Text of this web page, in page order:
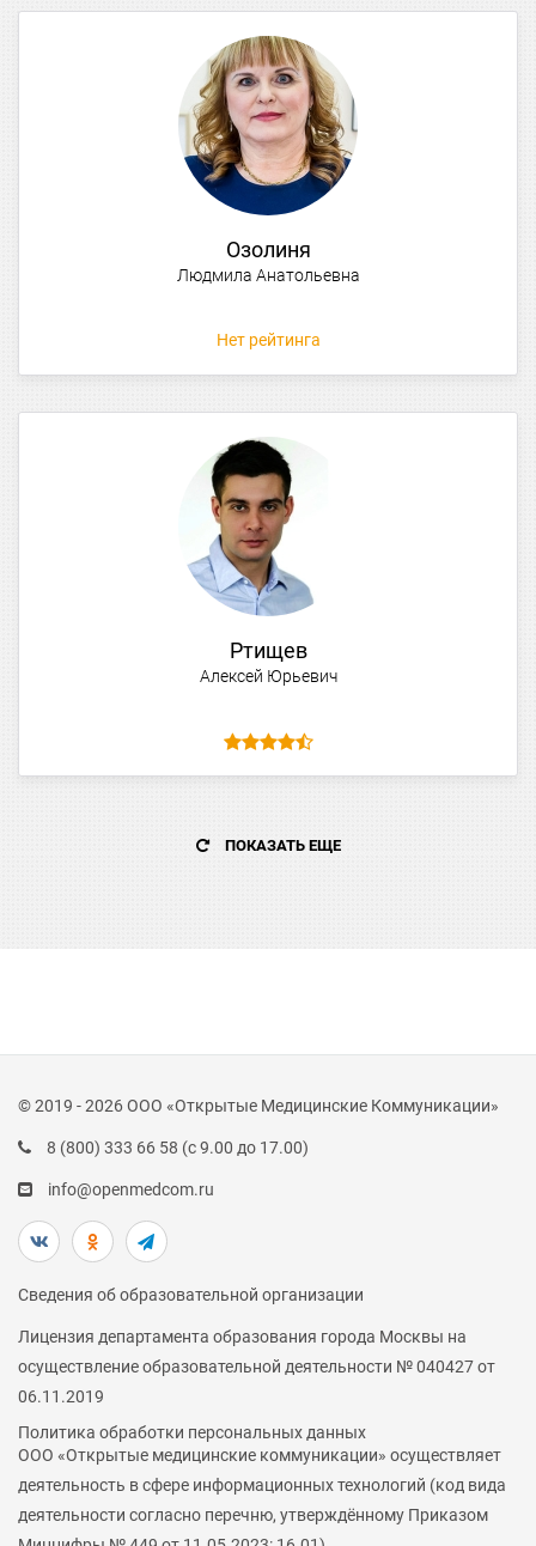
Озолиня
Людмила Анатольевна
Нет рейтинга
Ртищев
Алексей Юрьевич
ПОКАЗАТЬ ЕЩЕ
© 2019 - 2026 ООО «Открытые Медицинские Коммуникации»
8 (800) 333 66 58 (с 9.00 до 17.00)
info@openmedcom.ru
Сведения об образовательной организации
Лицензия департамента образования города Москвы на
осуществление образовательной деятельности № 040427 от
06.11.2019
Политика обработки персональных данных
ООО «Открытые медицинские коммуникации» осуществляет
деятельность в сфере информационных технологий (код вида
деятельности согласно перечню, утверждённому Приказом